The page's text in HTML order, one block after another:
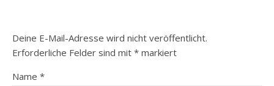
Deine E-Mail-Adresse wird nicht veröffentlicht.
Erforderliche Felder sind mit * markiert
Name *